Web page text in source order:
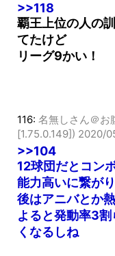
>>118
覇王上位の人の
てたけど
リーグ9かい！
116: 名無しさん＠お
[1.75.0.149]) 2020/
>>104
12球団だとコン
能力高いに繋が
後はアニバとか
よると発動率3
くなるしね